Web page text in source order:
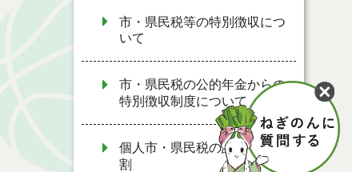
市・県民税等の特別徴収につ
いて
市・県民税の公的年金からの
特別徴収制度について
個人市・県民税の計算 均等
割